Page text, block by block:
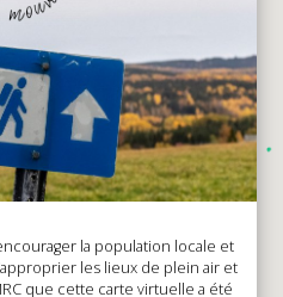
la population locale et
les lieux de plein air et
que cette carte virtuelle a été